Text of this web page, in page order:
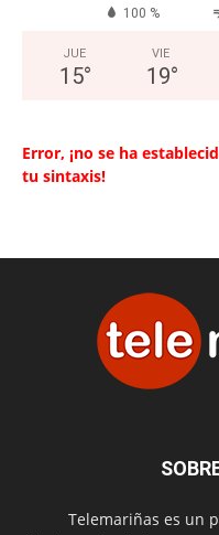
100 %
JUE
15°
VIE
19°
Error, ¡no se ha
tu sintaxis!
Telemariñas es un